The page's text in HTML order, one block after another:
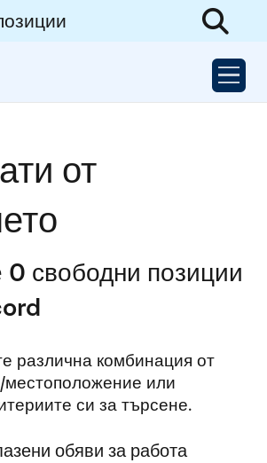
от
свободни позиции
различна комбинация от
или
си за търсене.
обяви за работа